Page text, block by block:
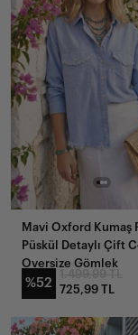
Mavi Oxford Kumaş
Püskül Detaylı Çift
Oversize Gömlek
%52
725,99 TL